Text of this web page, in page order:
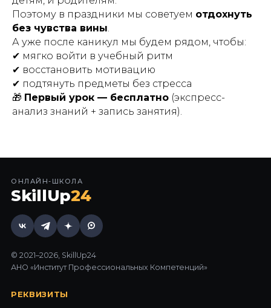
Поэтому в праздники мы советуем отдохнуть
без чувства вины.
А уже после каникул мы будем рядом, чтобы:
✔ мягко войти в учебный ритм
✔ восстановить мотивацию
✔ подтянуть предметы без стресса
🎁 Первый урок — бесплатно (экспресс-
анализ знаний + запись занятия).
ОНЛАЙН-ШКОЛА
SkillUp24
© 2021–2026, SkillUp24
АНО «Институт Профессиональных Компетенций»
РЕКВИЗИТЫ